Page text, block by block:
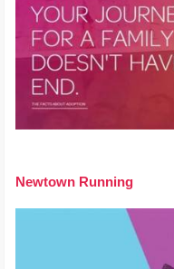
Newtown Running